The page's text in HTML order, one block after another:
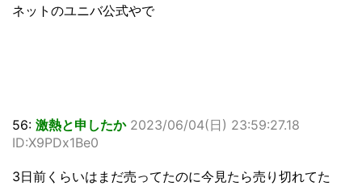
ネットのユニバ公式やで
56: 激熱と申したか 2023/06/04(日) 23:59:27.18
ID:X9PDx1Be0
3日前くらいはまだ売ってたのに今見たら売り切れてた